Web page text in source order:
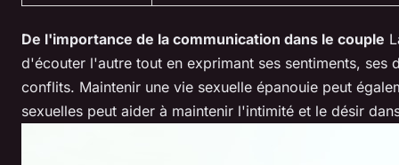
De l'importance de la communication dans le couple
d'écouter l'autre tout en exprimant ses sentiments,
conflits. Maintenir une vie sexuelle épanouie peut
sexuelles peut aider à maintenir l'intimité et le désir